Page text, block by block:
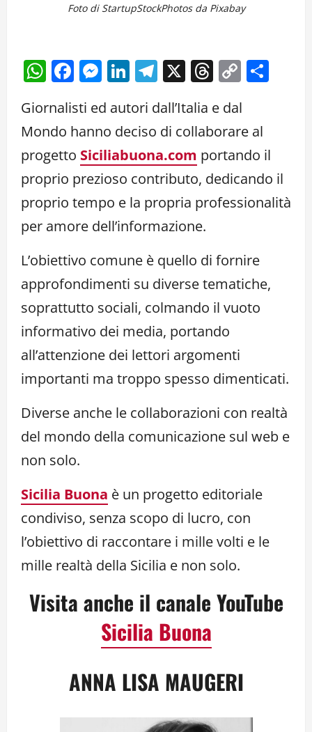
Foto di StartupStockPhotos da Pixabay
WhatsApp
Facebook
Messenger
LinkedIn
Telegram
X Threads
Copy
Giornalisti ed autori dall’Italia e dal
Mondo hanno deciso di collaborare al
progetto Siciliabuona.com portando il
proprio prezioso contributo, dedicando il
proprio tempo e la propria professionalità
per amore dell’informazione.
L’obiettivo comune è quello di fornire
approfondimenti su diverse tematiche,
soprattutto sociali, colmando il vuoto
informativo dei media, portando
all’attenzione dei lettori argomenti
importanti ma troppo spesso dimenticati.
Diverse anche le collaborazioni con realtà
del mondo della comunicazione sul web e
non solo.
Sicilia Buona è un progetto editoriale
condiviso, senza scopo di lucro, con
l’obiettivo di raccontare i mille volti e le
mille realtà della Sicilia e non solo.
Visita anche il canale YouTube
Sicilia Buona
ANNA LISA MAUGERI